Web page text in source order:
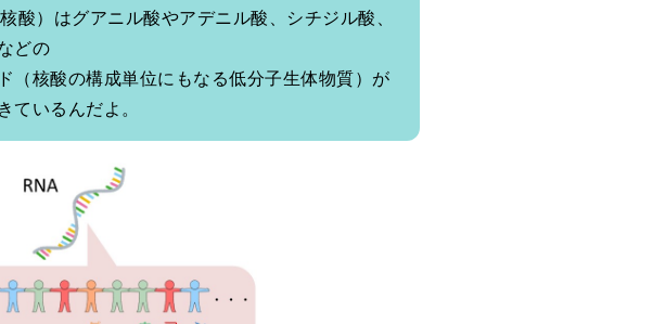
酸）はグアニル酸やアデニル酸、シチジル酸、
どの
（核酸の構成単位にもなる低分子生体物質）が
ているんだよ。